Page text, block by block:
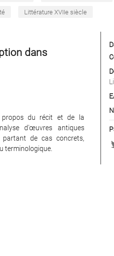
Littérature XVIIe siècle
dans
propos du récit et de la
d'œuvres antiques
partant de cas concrets,
terminologique.